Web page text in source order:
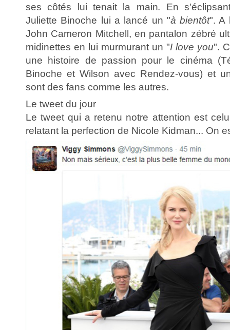
ses côtés lui tenait la main. En
Juliette Binoche lui a lancé un "à bientôt". A
John Cameron Mitchell, en pantalon zébré
midinettes en lui murmurant un "I love you".
une histoire de passion pour le cinéma
Binoche et Wilson avec Rendez-vous) et
sont des fans comme les autres.
Le tweet du jour
Le tweet qui a retenu notre attention est
relatant la perfection de Nicole Kidman... On